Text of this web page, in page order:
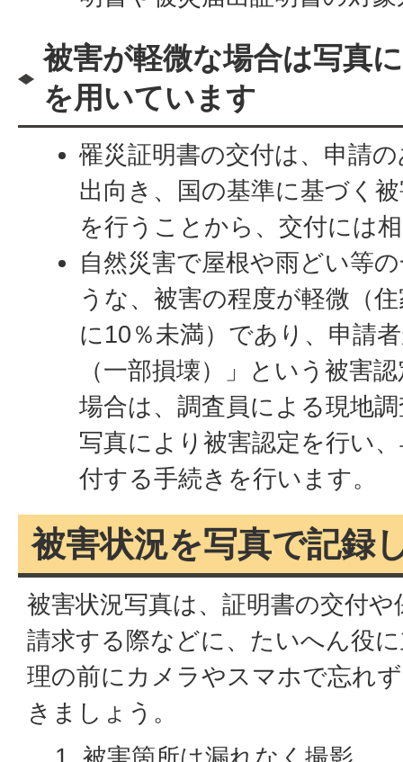
被害が軽微な場合は写真
を用いています
罹災証明書の交付は、申請
出向き、国の基準に基づく
を行うことから、交付には
自然災害で屋根や雨どい等
うな、被害の程度が軽微（
に10％未満）であり、申請
（一部損壊）」という被害
場合は、調査員による現地
写真により被害認定を行い
付する手続きを行います。
被害状況を写真で記録
被害状況写真は、証明書の交付
請求する際などに、たいへん役
理の前にカメラやスマホで忘れ
きましょう。